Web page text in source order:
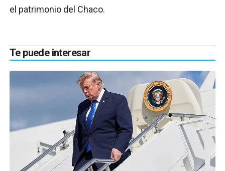
el patrimonio del Chaco.
Te puede interesar